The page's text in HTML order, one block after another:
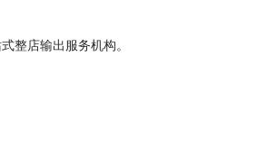
整店输出服务机构。